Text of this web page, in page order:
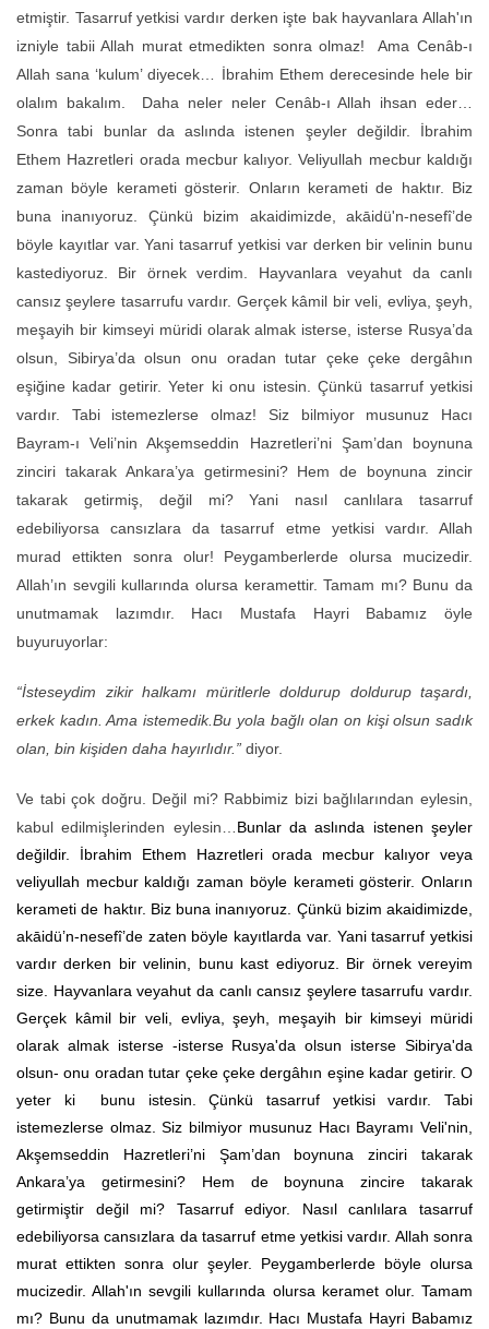
etmiştir. Tasarruf yetkisi vardır derken işte bak hayvanlara Allah'ın
izniyle tabii Allah murat etmedikten sonra olmaz! Ama Cenâb-ı
Allah sana ‘kulum’ diyecek… İbrahim Ethem derecesinde hele bir
olalım bakalım. Daha neler neler Cenâb-ı Allah ihsan eder…
Sonra tabi bunlar da aslında istenen şeyler değildir. İbrahim
Ethem Hazretleri orada mecbur kalıyor. Veliyullah mecbur kaldığı
zaman böyle kerameti gösterir. Onların kerameti de haktır. Biz
buna inanıyoruz. Çünkü bizim akaidimizde, akāidü'n-nesefî’de
böyle kayıtlar var. Yani tasarruf yetkisi var derken bir velinin bunu
kastediyoruz. Bir örnek verdim. Hayvanlara veyahut da canlı
cansız şeylere tasarrufu vardır. Gerçek kâmil bir veli, evliya, şeyh,
meşayih bir kimseyi müridi olarak almak isterse, isterse Rusya’da
olsun, Sibirya’da olsun onu oradan tutar çeke çeke dergâhın
eşiğine kadar getirir. Yeter ki onu istesin. Çünkü tasarruf yetkisi
vardır. Tabi istemezlerse olmaz! Siz bilmiyor musunuz Hacı
Bayram-ı Veli’nin Akşemseddin Hazretleri’ni Şam’dan boynuna
zinciri takarak Ankara’ya getirmesini? Hem de boynuna zincir
takarak getirmiş, değil mi? Yani nasıl canlılara tasarruf
edebiliyorsa cansızlara da tasarruf etme yetkisi vardır. Allah
murad ettikten sonra olur! Peygamberlerde olursa mucizedir.
Allah’ın sevgili kullarında olursa keramettir. Tamam mı? Bunu da
unutmamak lazımdır. Hacı Mustafa Hayri Babamız öyle
buyuruyorlar:
“İsteseydim zikir halkamı müritlerle doldurup doldurup taşardı,
erkek kadın. Ama istemedik.Bu yola bağlı olan on kişi olsun sadık
olan, bin kişiden daha hayırlıdır.” diyor.
Ve tabi çok doğru. Değil mi? Rabbimiz bizi bağlılarından eylesin,
kabul edilmişlerinden eylesin… Bunlar da aslında istenen şeyler
değildir. İbrahim Ethem Hazretleri orada mecbur kalıyor veya
veliyullah mecbur kaldığı zaman böyle kerameti gösterir. Onların
kerameti de haktır. Biz buna inanıyoruz. Çünkü bizim akaidimizde,
akāidü’n-nesefî’de zaten böyle kayıtlarda var. Yani tasarruf yetkisi
vardır derken bir velinin, bunu kast ediyoruz. Bir örnek vereyim
size. Hayvanlara veyahut da canlı cansız şeylere tasarrufu vardır.
Gerçek kâmil bir veli, evliya, şeyh, meşayih bir kimseyi müridi
olarak almak isterse -isterse Rusya'da olsun isterse Sibirya'da
olsun- onu oradan tutar çeke çeke dergâhın eşine kadar getirir. O
yeter ki bunu istesin. Çünkü tasarruf yetkisi vardır. Tabi
istemezlerse olmaz. Siz bilmiyor musunuz Hacı Bayramı Veli'nin,
Akşemseddin Hazretleri’ni Şam’dan boynuna zinciri takarak
Ankara’ya getirmesini? Hem de boynuna zincire takarak
getirmiştir değil mi? Tasarruf ediyor. Nasıl canlılara tasarruf
edebiliyorsa cansızlara da tasarruf etme yetkisi vardır. Allah sonra
murat ettikten sonra olur şeyler. Peygamberlerde böyle olursa
mucizedir. Allah'ın sevgili kullarında olursa keramet olur. Tamam
mı? Bunu da unutmamak lazımdır. Hacı Mustafa Hayri Babamız